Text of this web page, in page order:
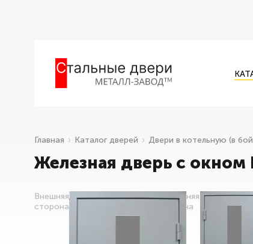
Железная дверь с
Главная Каталог дверей Двери в котельную (в
Внешняя
сторона
Внутренняя
сторона